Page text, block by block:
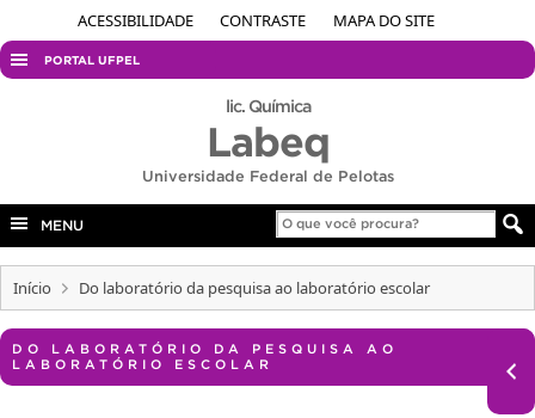
ACESSIBILIDADE CONTRASTE MAPA DO SITE
PORTAL UFPEL
CONCURSOS
EDITAIS
OUVIDORIA
PORTARIAS
lic. Química
Labeq
Universidade Federal de Pelotas
MENU
Início Do laboratório da pesquisa ao laboratório escolar
DO LABORATÓRIO DA PESQUISA AO
LABORATÓRIO ESCOLAR